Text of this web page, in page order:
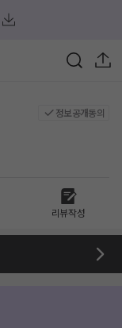
정보공개동의
리뷰작성